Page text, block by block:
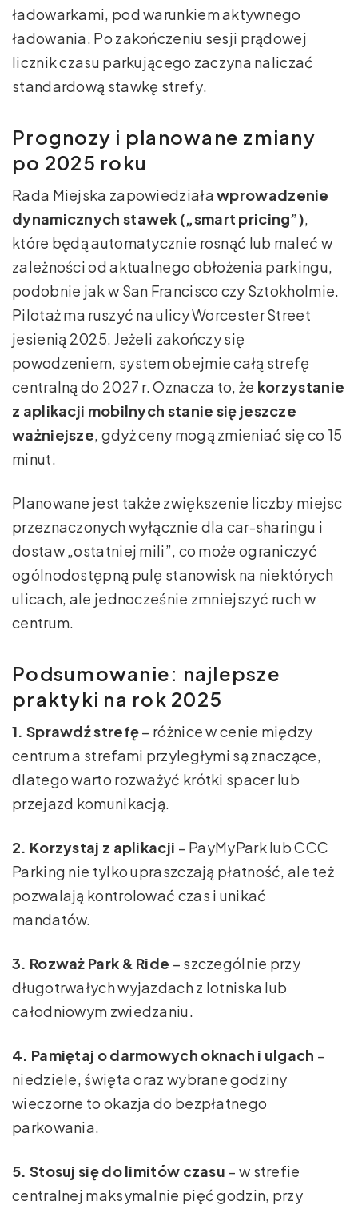
ładowarkami, pod warunkiem aktywnego
ładowania. Po zakończeniu sesji prądowej
licznik czasu parkującego zaczyna naliczać
standardową stawkę strefy.
Prognozy i planowane zmiany
po 2025 roku
Rada Miejska zapowiedziaławprowadzenie
dynamicznych stawek („smart pricing”),
które będą automatycznie rosnąć lub maleć w
zależności od aktualnego obłożenia parkingu,
podobnie jak w San Francisco czy Sztokholmie.
Pilotaż ma ruszyć na ulicy Worcester Street
jesienią 2025. Jeżeli zakończy się
powodzeniem, system obejmie całą strefę
centralną do 2027 r. Oznacza to, że korzystanie
z aplikacji mobilnych stanie się jeszcze
ważniejsze, gdyż ceny mogą zmieniać się co 15
minut.
Planowane jest także zwiększenie liczby miejsc
przeznaczonych wyłącznie dla car-sharingu i
dostaw „ostatniej mili”, co może ograniczyć
ogólnodostępną pulę stanowisk na niektórych
ulicach, ale jednocześnie zmniejszyć ruch w
centrum.
Podsumowanie: najlepsze
praktyki na rok 2025
1. Sprawdź strefę– różnice w cenie między
centrum a strefami przyległymi są znaczące,
dlatego warto rozważyć krótki spacer lub
przejazd komunikacją.
2. Korzystaj z aplikacji – PayMyPark lub CCC
Parking nie tylko upraszczają płatność, ale też
pozwalają kontrolować czas i unikać
mandatów.
3. Rozważ Park & Ride – szczególnie przy
długotrwałych wyjazdach z lotniska lub
całodniowym zwiedzaniu.
4. Pamiętaj o darmowych oknach i ulgach –
niedziele, święta oraz wybrane godziny
wieczorne to okazja do bezpłatnego
parkowania.
5. Stosuj się do limitów czasu – w strefie
centralnej maksymalnie pięć godzin, przy